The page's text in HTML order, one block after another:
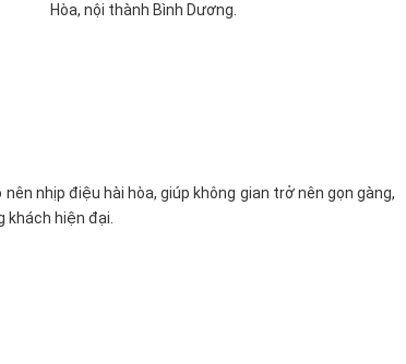
Hòa, nội thành Bình Dương.
nhịp điệu hài hòa, giúp không gian trở nên gọn gàng,
khách hiện đại.